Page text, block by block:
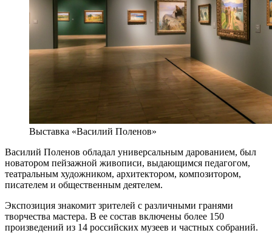
Выставка «Василий Поленов»
Василий Поленов обладал универсальным дарованием, был
новатором пейзажной живописи, выдающимся педагогом,
театральным художником, архитектором, композитором,
писателем и общественным деятелем.
Экспозиция знакомит зрителей с различными гранями
творчества мастера. В ее состав включены более 150
произведений из 14 российских музеев и частных собраний.